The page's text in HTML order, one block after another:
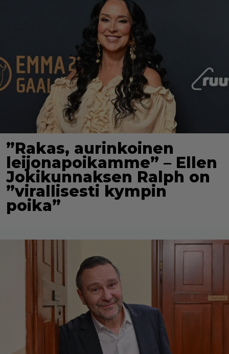
”Rakas, aurinkoinen
leijonapoikamme” – Ellen
Jokikunnaksen Ralph on
”virallisesti kympin
poika”